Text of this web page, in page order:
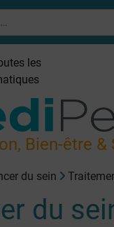
les
Bien-être &
du sein
du